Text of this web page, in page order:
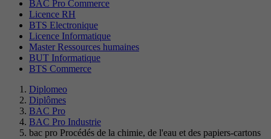
BAC Pro Commerce
Licence RH
BTS Electronique
Licence Informatique
Master Ressources humaines
BUT Informatique
BTS Commerce
Diplomeo
Diplômes
BAC Pro
BAC Pro Industrie
bac pro Procédés de la chimie, de l'eau et des papiers-cartons